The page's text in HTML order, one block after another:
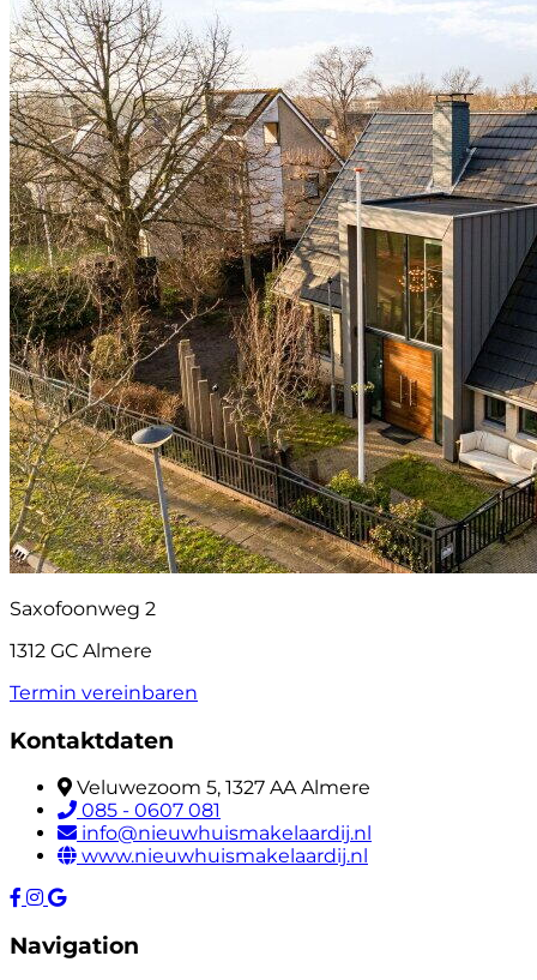
Saxofoonweg 2
1312 GC Almere
Termin vereinbaren
Kontaktdaten
Veluwezoom 5, 1327 AA Almere
085 - 0607 081
info@nieuwhuismakelaardij.nl
www.nieuwhuismakelaardij.nl
Navigation